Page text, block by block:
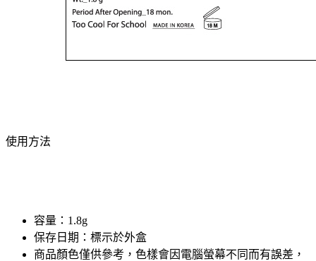
使用方法
容量：1.8g
保存日期：標示於外盒
商品顏色僅供參考，色樣會因電腦螢幕不同而有誤差，